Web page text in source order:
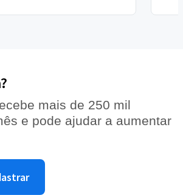
mais de 250 mil
e pode ajudar a aumentar